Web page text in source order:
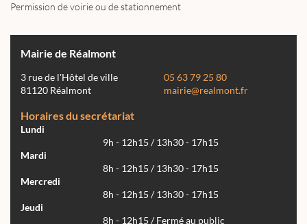
Permission de voirie ou de stationnement
Mairie de Réalmont
3 rue de l'Hôtel de ville
81120 Réalmont
05 63 79 25 80
mairie@realmont.fr
Horaires du secrétariat
Lundi
9h - 12h15 / 13h30 - 17h15
Mardi
8h - 12h15 / 13h30 - 17h15
Mercredi
8h - 12h15 / 13h30 - 17h15
Jeudi
8h - 12h15 / Fermé au public